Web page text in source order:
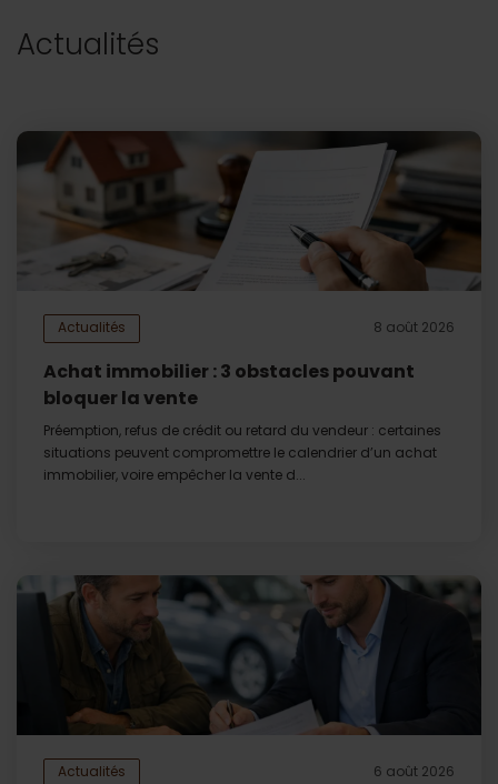
Actualités
Actualités 8 août 2026
Achat immobilier : 3 obstacles pouvant
bloquer la vente
Préemption, refus de crédit ou retard du vendeur : certaines
situations peuvent compromettre le calendrier d’un achat
immobilier, voire empêcher la vente d...
Actualités 6 août 2026